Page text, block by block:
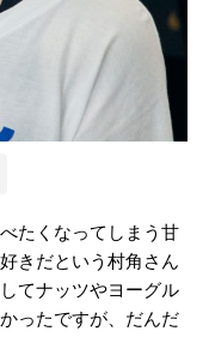
たくなってしまう甘
きだという村角さん
てナッツやヨーグル
ったですが、だんだ